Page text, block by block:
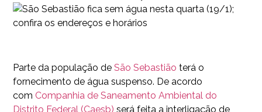
Parte da população de São Sebastião terá o
fornecimento de água suspenso. De acordo
com Companhia de Saneamento Ambiental do
Distrito Federal (Caesb) será feita a interligação de